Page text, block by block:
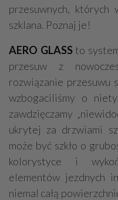
przesuwnych, których
szklana. Poznaj je!
AERO GLASSto
przesuw z
rozwiązanie przesuwu
wzbogaciliśmy o
zawdzięczamy
ukrytej za drzwiami
może być szkło o
kolorystyce i
elementów jezdnych
niemal całą